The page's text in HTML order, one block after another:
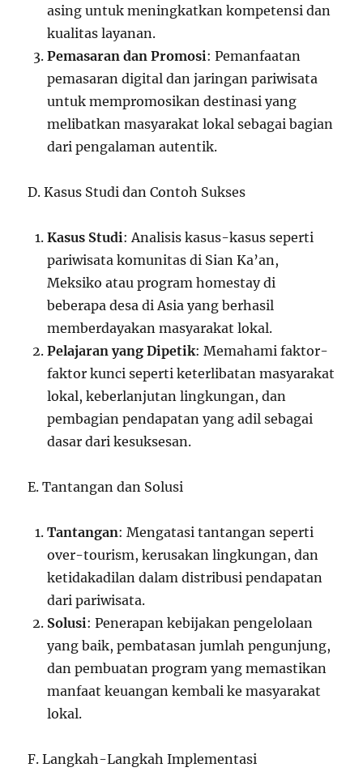
asing untuk meningkatkan kompetensi dan
kualitas layanan.
Pemasaran dan Promosi: Pemanfaatan
pemasaran digital dan jaringan pariwisata
untuk mempromosikan destinasi yang
melibatkan masyarakat lokal sebagai bagian
dari pengalaman autentik.
D. Kasus Studi dan Contoh Sukses
Kasus Studi: Analisis kasus-kasus seperti
pariwisata komunitas di Sian Ka’an,
Meksiko atau program homestay di
beberapa desa di Asia yang berhasil
memberdayakan masyarakat lokal.
Pelajaran yang Dipetik: Memahami faktor-
faktor kunci seperti keterlibatan masyarakat
lokal, keberlanjutan lingkungan, dan
pembagian pendapatan yang adil sebagai
dasar dari kesuksesan.
E. Tantangan dan Solusi
Tantangan: Mengatasi tantangan seperti
over-tourism, kerusakan lingkungan, dan
ketidakadilan dalam distribusi pendapatan
dari pariwisata.
Solusi: Penerapan kebijakan pengelolaan
yang baik, pembatasan jumlah pengunjung,
dan pembuatan program yang memastikan
manfaat keuangan kembali ke masyarakat
lokal.
F. Langkah-Langkah Implementasi